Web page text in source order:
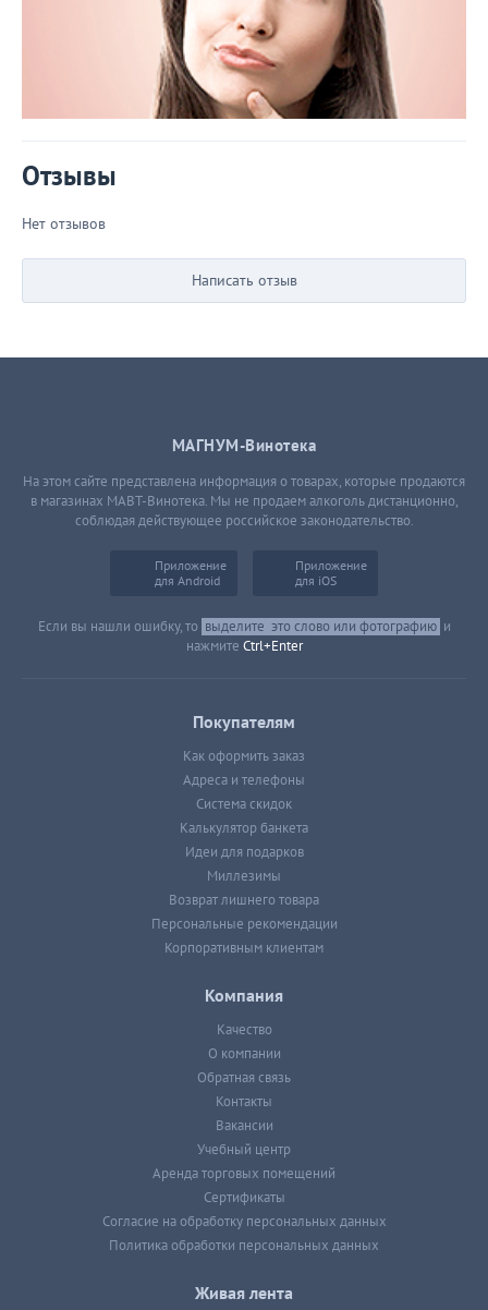
Отзывы
Нет отзывов
Написать отзыв
МАГНУМ-Винотека
На этом сайте представлена информация о товарах, которые продаются
в магазинах МАВТ-Винотека. Мы не продаем алкоголь дистанционно,
соблюдая действующее российское законодательство.
Приложение
для Android
Приложение
для iOS
Если вы нашли ошибку, то выделите это слово или фотографию и
нажмите Ctrl+Enter
Покупателям
Как оформить заказ
Адреса и телефоны
Система скидок
Калькулятор банкета
Идеи для подарков
Миллезимы
Возврат лишнего товара
Персональные рекомендации
Корпоративным клиентам
Компания
Качество
О компании
Обратная связь
Контакты
Вакансии
Учебный центр
Аренда торговых помещений
Сертификаты
Согласие на обработку персональных данных
Политика обработки персональных данных
Живая лента